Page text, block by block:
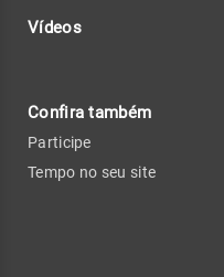
Vídeos
Confira também
Participe
Tempo no seu site